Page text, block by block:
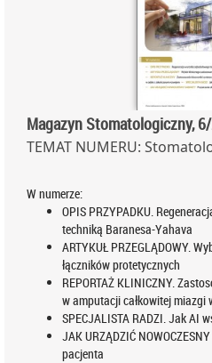
Magazyn Stomatologiczny,
TEMAT NUMERU:
W numerze:
OPIS PRZYPADKU.
techniką Baranesa-Yahava
ARTYKUŁ PRZEGLĄDOWY.
łączników protetycznych
REPORTAŻ KLINICZNY.
w amputacji całkowitej miazgi
SPECJALISTA RADZI. Jak AI
JAK URZĄDZIĆ
pacjenta